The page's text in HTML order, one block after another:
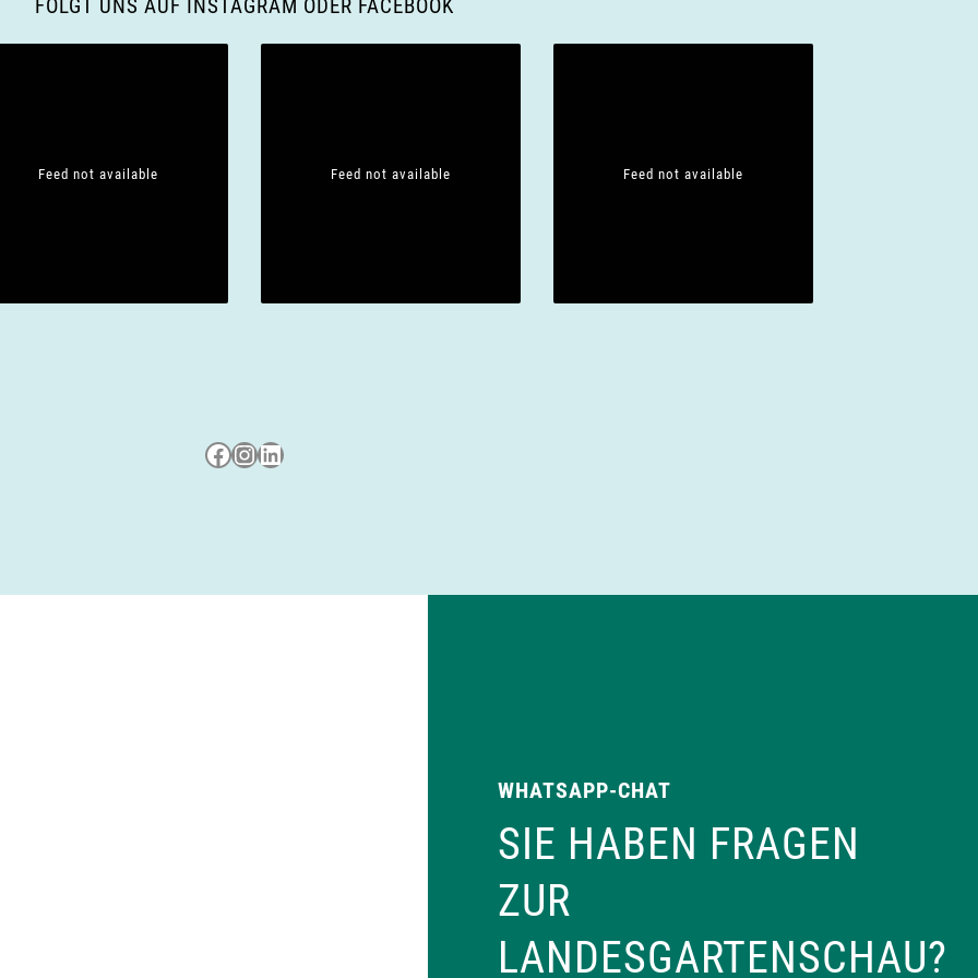
FOLGT UNS AUF INSTAGRAM ODER FACEBOOK
Feed not available Feed not available Feed not available
Besuche uns auf Facebook
Besuche uns auf Instagram
LinkedIn
WHATSAPP-CHAT
SIE HABEN FRAGEN
ZUR
LANDESGARTENSCHAU?